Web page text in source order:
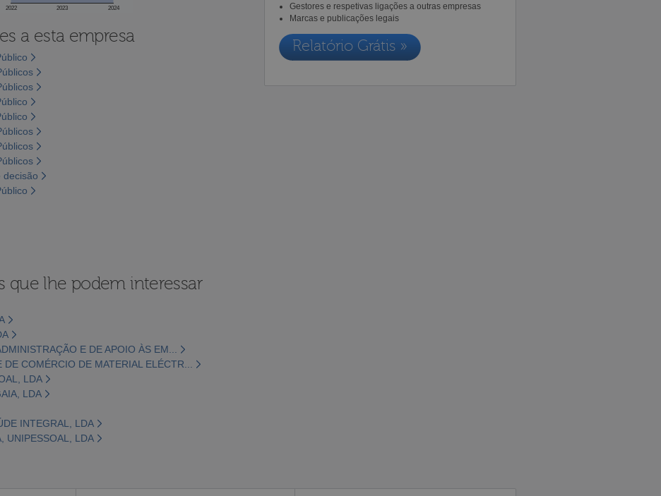
2022 2023 2024
a esta empresa
decisão
Gestores e respetivas ligações a outras empresas
Marcas e publicações legais
Relatório Grátis »
que lhe podem interessar
E DE APOIO ÀS EM...
COMÉRCIO DE MATERIAL ELÉCTR...
LDA
LDA
INTEGRAL, LDA
UNIPESSOAL, LDA